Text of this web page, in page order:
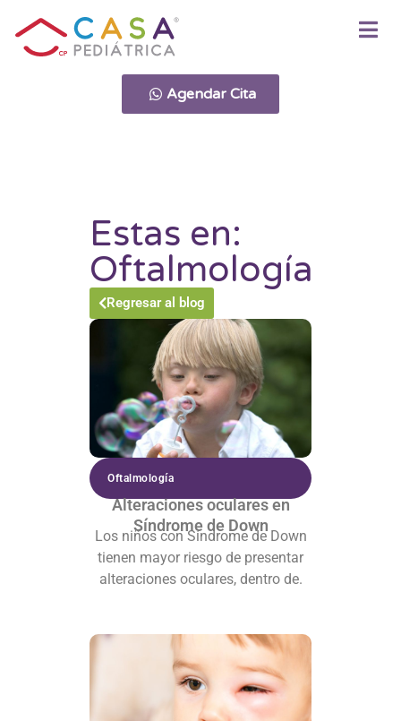
Agendar Cita
Estas en:
Oftalmología
Regresar al blog
Oftalmología
Alteraciones oculares en
Síndrome de Down
Los niños con Síndrome de Down
tienen mayor riesgo de presentar
alteraciones oculares, dentro de.